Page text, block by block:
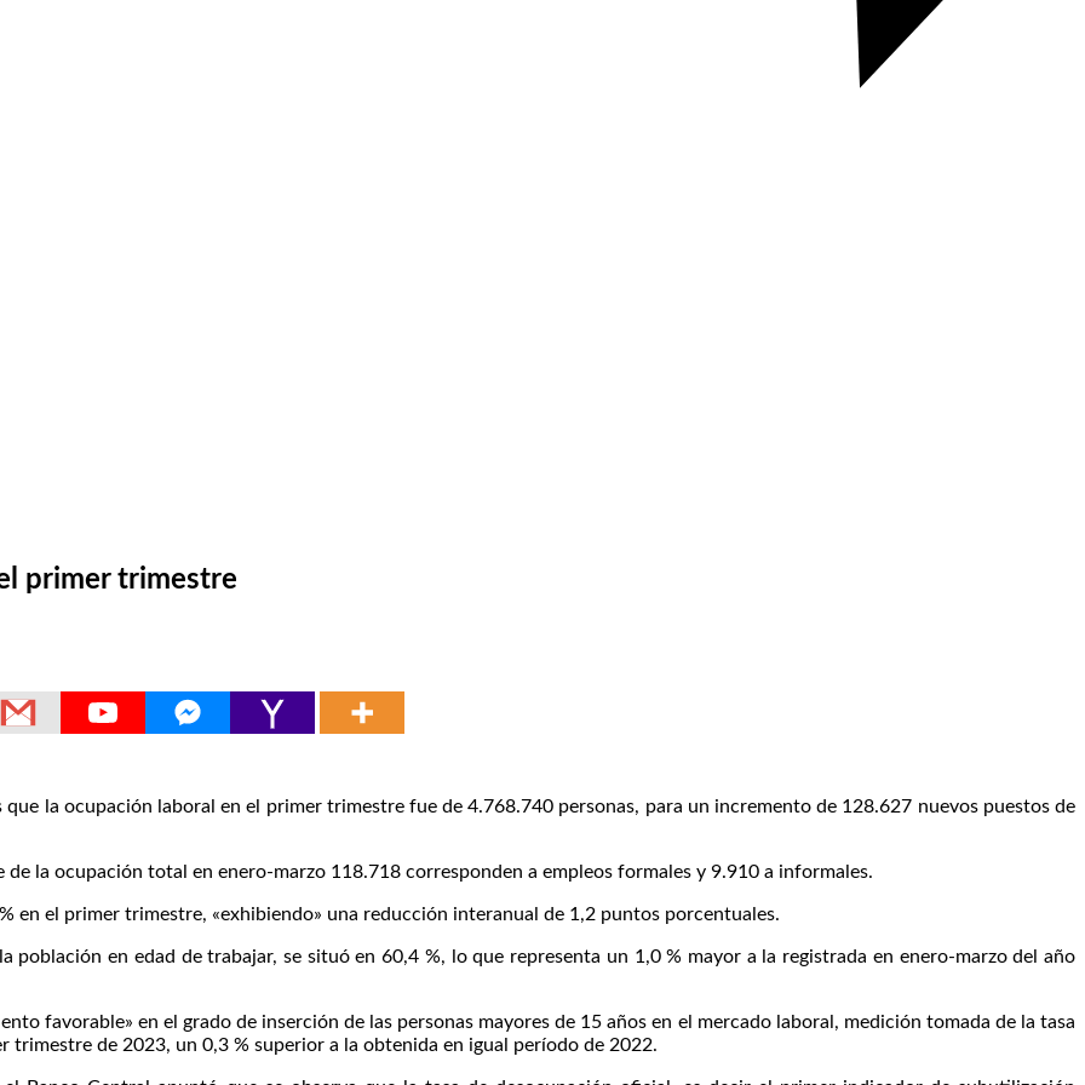
primer trimestre
la ocupación laboral en el primer trimestre fue de 4.768.740 personas, para un incremento de 128.627 nuevos puestos de
la ocupación total en enero-marzo 118.718 corresponden a empleos formales y 9.910 a informales.
en el primer trimestre, «exhibiendo» una reducción interanual de 1,2 puntos porcentuales.
en edad de trabajar, se situó en 60,4 %, lo que representa un 1,0 % mayor a la registrada en enero-marzo del año
favorable» en el grado de inserción de las personas mayores de 15 años en el mercado laboral, medición tomada de la tasa
de 2023, un 0,3 % superior a la obtenida en igual período de 2022.